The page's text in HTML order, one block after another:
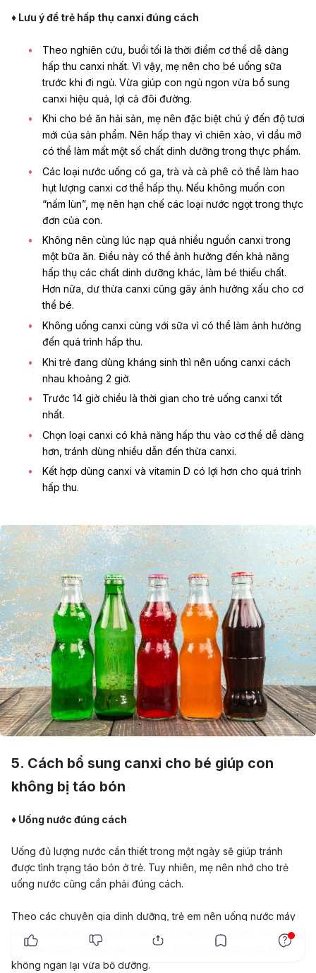
♦ Lưu ý để trẻ hấp thụ canxi đúng cách
Theo nghiên cứu, buổi tối là thời điểm cơ thể dễ dàng
hấp thu canxi nhất. Vì vậy, mẹ nên cho bé uống sữa
trước khi đi ngủ. Vừa giúp con ngủ ngon vừa bổ sung
canxi hiệu quả, lợi cả đôi đường.
Khi cho bé ăn hải sản, mẹ nên đặc biệt chú ý đến độ tươi
mới của sản phẩm. Nên hấp thay vì chiên xào, vì dầu mỡ
có thể làm mất một số chất dinh dưỡng trong thực phẩm.
Các loại nước uống có ga, trà và cà phê có thể làm hao
hụt lượng canxi cơ thể hấp thụ. Nếu không muốn con
“nấm lùn”, mẹ nên hạn chế các loại nước ngọt trong thực
đơn của con.
Không nên cùng lúc nạp quá nhiều nguồn canxi trong
một bữa ăn. Điều này có thể ảnh hưởng đến khả năng
hấp thụ các chất dinh dưỡng khác, làm bé thiếu chất.
Hơn nữa, dư thừa canxi cũng gây ảnh hưởng xấu cho cơ
thể bé.
Không uống canxi cùng với sữa vì có thể làm ảnh hưởng
đến quá trình hấp thu.
Khi trẻ đang dùng kháng sinh thì nên uống canxi cách
nhau khoảng 2 giờ.
Trước 14 giờ chiều là thời gian cho trẻ uống canxi tốt
nhất.
Chọn loại canxi có khả năng hấp thu vào cơ thể dễ dàng
hơn, tránh dùng nhiều dẫn đến thừa canxi.
Kết hợp dùng canxi và vitamin D có lợi hơn cho quá trình
hấp thu.
5. Cách bổ sung canxi cho bé giúp con
không bị táo bón
♦ Uống nước đúng cách
Uống đủ lượng nước cần thiết trong một ngày sẽ giúp tránh
được tình trạng táo bón ở trẻ. Tuy nhiên, mẹ nên nhớ cho trẻ
uống nước cũng cần phải đúng cách.
Theo các chuyên gia dinh dưỡng, trẻ em nên uống nước máy
đun sôi để nguội, nước lọc, nước khoáng thiên nhiên. Thêm
các loại nước ép trái cây như cam, táo, cà rốt, vừa giúp bé
không ngán lại vừa bổ dưỡng.